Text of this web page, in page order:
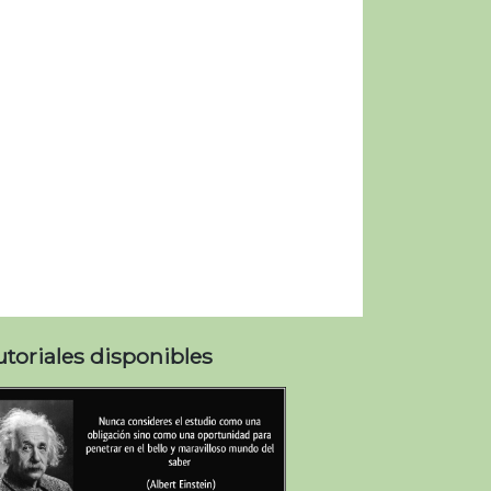
disponibles